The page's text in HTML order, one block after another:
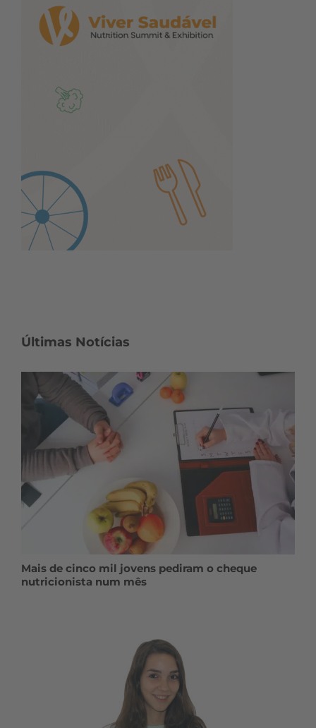
Últimas Notícias
Mais de cinco mil jovens pediram o cheque
nutricionista num mês